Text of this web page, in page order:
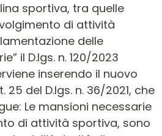
sportiva, tra quelle
di attività
delle
il D.lgs. n. 120/2023
inserendo il nuovo
25 del D.lgs. n. 36/2021, che
Le mansioni necessarie
di attività sportiva, sono